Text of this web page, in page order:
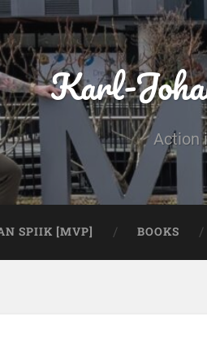
Karl-
Action
SPIIK [MVP] BOOKS